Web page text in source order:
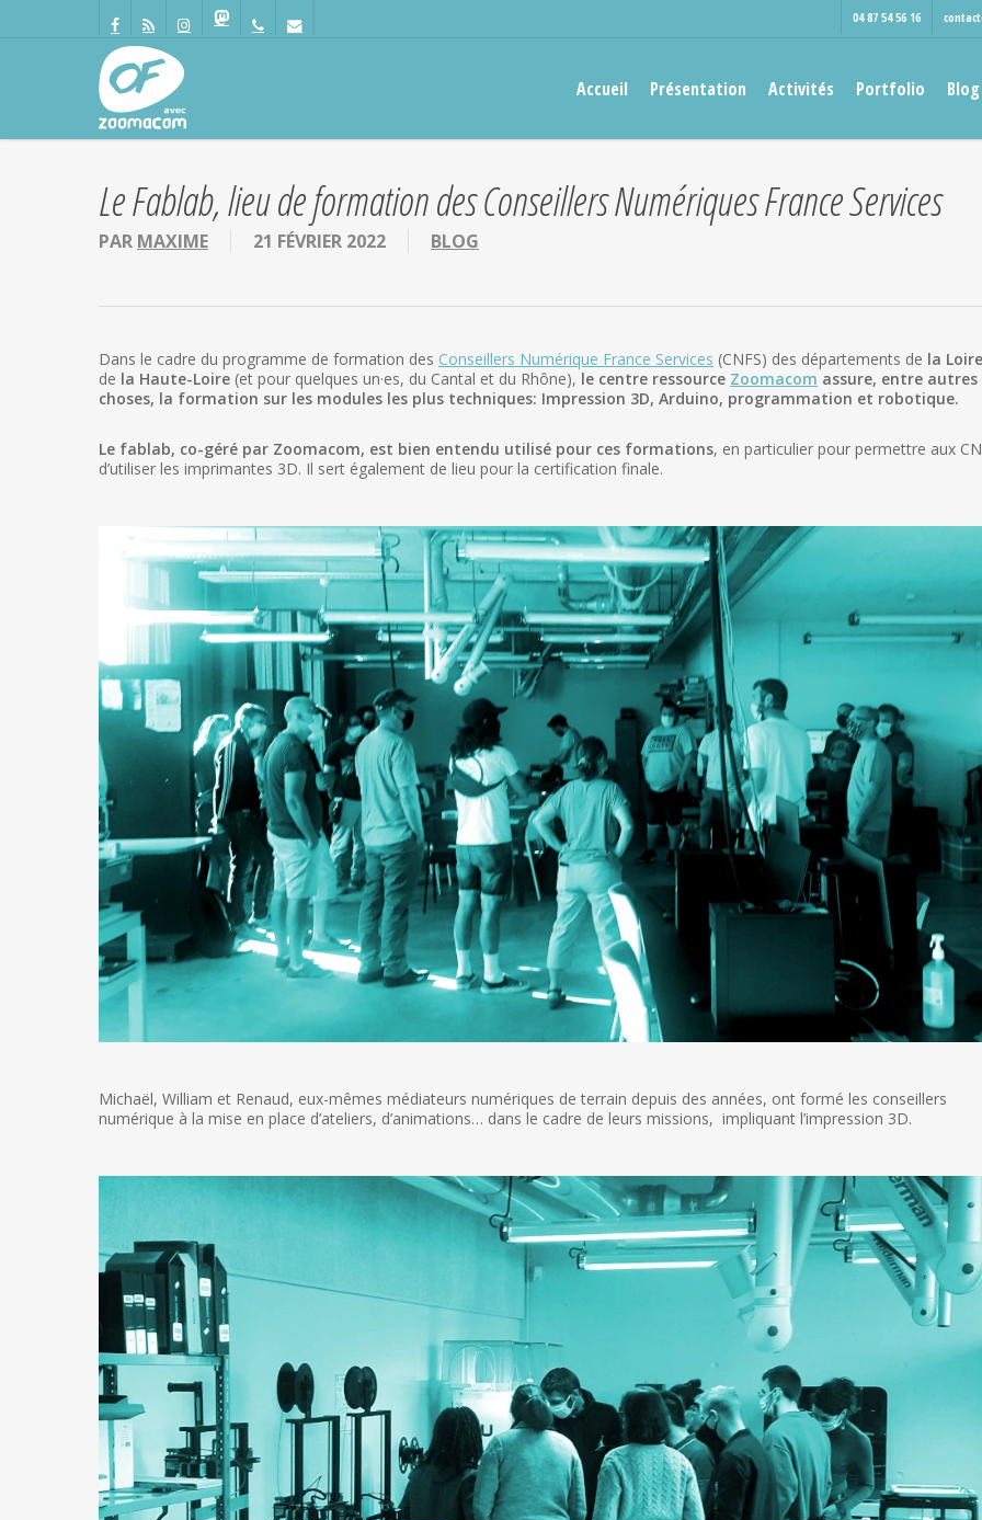
Panneau de gestion des cookies
facebook
RSS instagrammastodonphone email
04 87 54 56 16
Accueil Présentation Activités Portfolio Blog
Le Fablab, lieu de formation des Conseillers Numériques France Services
PAR MAXIME 21 FÉVRIER 2022 BLOG
Dans le cadre du programme de formation des Conseillers Numérique France Services (CNFS) des départements de la Loire
de la Haute-Loire (et pour quelques un·es, du Cantal et du Rhône), le centre ressource Zoomacom assure, entre autres
choses, la formation sur les modules les plus techniques: Impression 3D, Arduino, programmation et robotique.
Le fablab, co-géré par Zoomacom, est bien entendu utilisé pour ces formations, en particulier pour permettre aux
d’utiliser les imprimantes 3D. Il sert également de lieu pour la certification finale.
Michaël, William et Renaud, eux-mêmes médiateurs numériques de terrain depuis des années, ont formé les conseillers
numérique à la mise en place d’ateliers, d’animations… dans le cadre de leurs missions, impliquant l’impression 3D.